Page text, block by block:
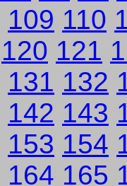
109 110
120 121
131 132
142 143
153 154
164 165